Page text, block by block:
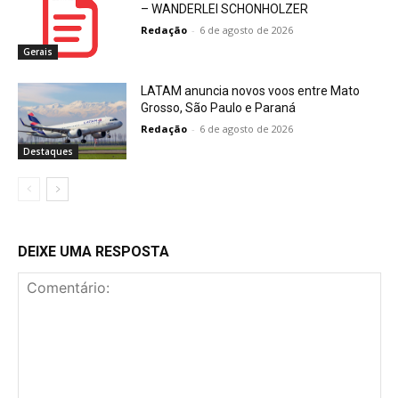
Gerais
– WANDERLEI SCHONHOLZER
Redação - 6 de agosto de 2026
Destaques
LATAM anuncia novos voos entre Mato
Grosso, São Paulo e Paraná
Redação - 6 de agosto de 2026
DEIXE UMA RESPOSTA